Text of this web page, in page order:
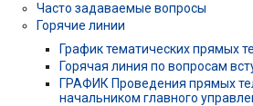
Часто задаваемые вопросы
Горячие линии
График тематических прямых
Горячая линия по вопросам
ГРАФИК Проведения прямых
начальником главного